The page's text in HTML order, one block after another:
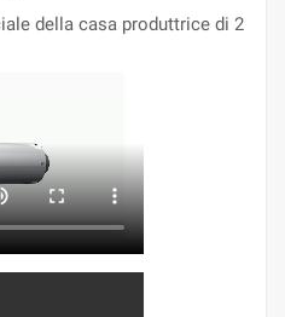
della casa produttrice di 2